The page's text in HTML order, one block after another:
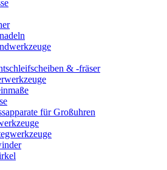
& -fräser
für Großuhren